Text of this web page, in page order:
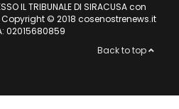
IL TRIBUNALE DI SIRACUSA con
© 2018 cosenostrenews.it
02015680859
Back to top